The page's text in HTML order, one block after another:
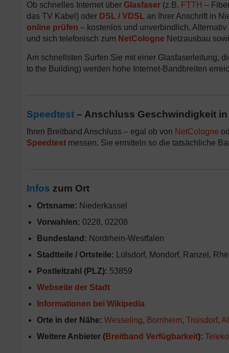
Ob schnelles Internet über Glasfaser (z.B. FTTH –
das TV Kabel) oder DSL / VDSL an Ihrer Anschrift in
online prüfen – kostenlos und unverbindlich.
und sich telefonisch zum NetCologne Netzausbau
Am schnellsten Surfen Sie mit einer Glasfaserleitung,
to the Building) werden hohe Internet-Bandbreiten
Speedtest – Anschluss Geschwindigkeit
Ihren Breitband Anschluss – egal ob von NetCologne
Speedtest messen. Sie ermitteln so die tatsächliche
Infos zum Ort
Ortsname: Niederkassel
Vorwahlen: 0228, 02208
Bundesland: Nordrhein-Westfalen
Stadtteile / Ortsteile: Lülsdorf, Mondorf, Ranzel,
Postleitzahl (PLZ): 53859
Webseite der Stadt
Informationen bei Wikipedia
Orte in der Nähe: Wesseling, Bornheim, Troisdorf,
Weitere Anbieter (Breitband Verfügbarkeit):